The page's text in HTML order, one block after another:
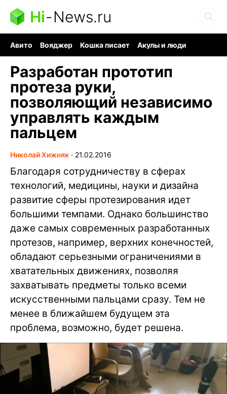
Hi-News.ru
Авито Вояджер Кошка писает
Акулы и люди
Разработан прототип
протеза руки,
позволяющий независимо
управлять каждым
пальцем
Николай Хижняк ∙ 21.02.2016
Благодаря сотрудничеству в сферах
технологий, медицины, науки и дизайна
развитие сферы протезирования идет
большими темпами. Однако большинство
даже самых современных разработанных
протезов, например, верхних конечностей,
обладают серьезными ограничениями в
хватательных движениях, позволяя
захватывать предметы только всеми
искусственными пальцами сразу. Тем не
менее в ближайшем будущем эта
проблема, возможно, будет решена.